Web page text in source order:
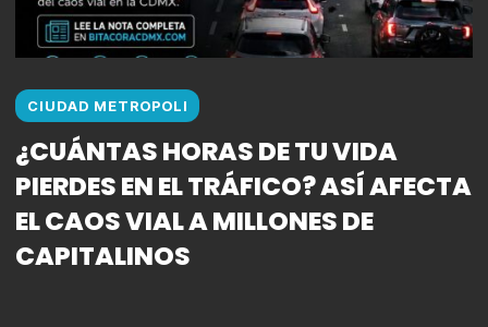
CIUDAD METROPOLI
¿CUÁNTAS HORAS DE TU VIDA
PIERDES EN EL TRÁFICO? ASÍ AFECTA
EL CAOS VIAL A MILLONES DE
CAPITALINOS